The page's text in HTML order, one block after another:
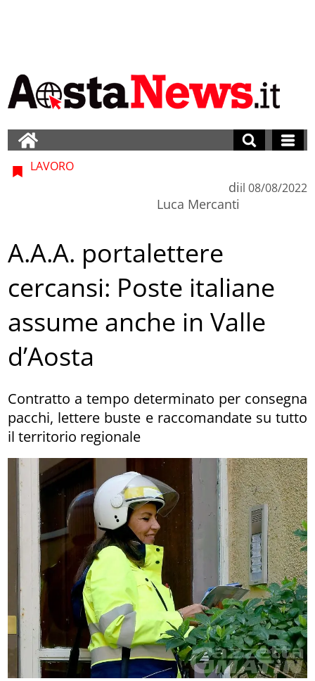
LAVORO
di
Luca Mercanti
il 08/08/2022
A.A.A. portalettere
cercansi: Poste italiane
assume anche in Valle
d’Aosta
Contratto a tempo determinato per consegna
pacchi, lettere buste e raccomandate su tutto
il territorio regionale